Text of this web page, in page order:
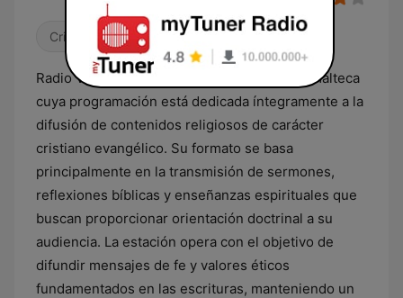
Cristiana
Radio Voz que Clama es una emisora guatemalteca
cuya programación está dedicada íntegramente a la
difusión de contenidos religiosos de carácter
cristiano evangélico. Su formato se basa
principalmente en la transmisión de sermones,
reflexiones bíblicas y enseñanzas espirituales que
buscan proporcionar orientación doctrinal a su
audiencia. La estación opera con el objetivo de
difundir mensajes de fe y valores éticos
fundamentados en las escrituras, manteniendo un